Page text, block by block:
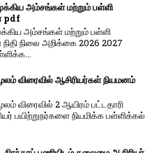
அம்சங்கள் மற்றும் பள்ளி
pdf
அம்சங்கள் மற்றும் பள்ளி
நிலை அறிக்கை 2026 2027
விரைவில் ஆசிரியர்கள் நியமனம்
விரை​வில் 2 ஆயிரம் பட்​ட​தாரி
பயிற்றுநர்​களை நியமிக்க பள்​ளிக்​கல்​